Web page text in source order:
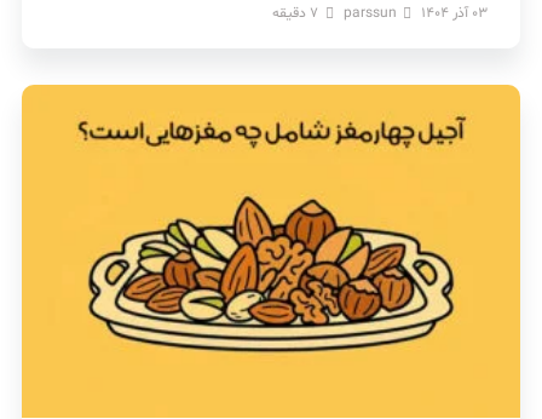
03 آذر 1404 parssun
7 دقیقه